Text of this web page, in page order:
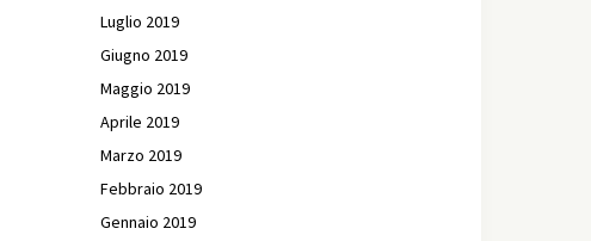
Luglio 2019
Giugno 2019
Maggio 2019
Aprile 2019
Marzo 2019
Febbraio 2019
Gennaio 2019